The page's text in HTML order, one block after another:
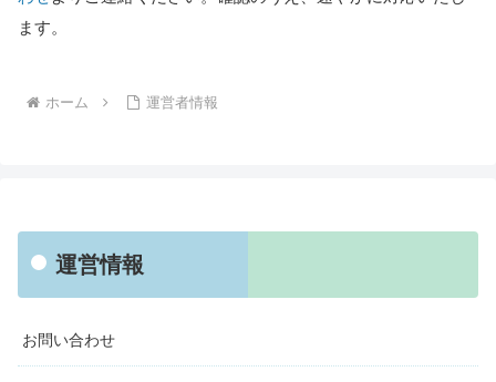
ます。
ホーム 運営者情報
運営情報
お問い合わせ